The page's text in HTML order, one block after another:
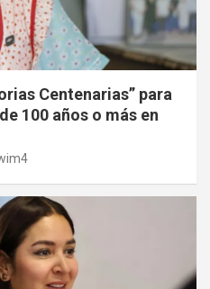
Centenarias” para
100 años o más en